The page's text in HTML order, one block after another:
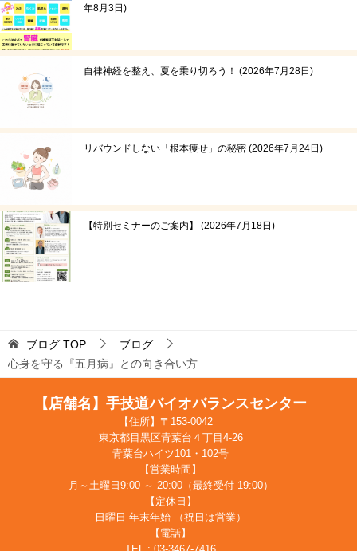
年8月3日
自律神経を整え、夏を乗り切ろう！ 2026年7月28日
リバウンドしない「根本痩せ」の秘密 2026年7月24日
【特別セミナーのご案内】 2026年7月18日
ブログ TOP
ブログ
心身を守る『五月病』との向き合い方
【店舗名】手技道バイオバランスセンター
【住所】〒153-0042
東京都目黒区青葉台４丁目4-26
青葉台ハイツ101・102号
【営業時間】
月～土曜日9:00 ～ 20:00（最終受付 19:00）
【定休日】
日曜日 年末年始 （祝日は営業）
【電話】